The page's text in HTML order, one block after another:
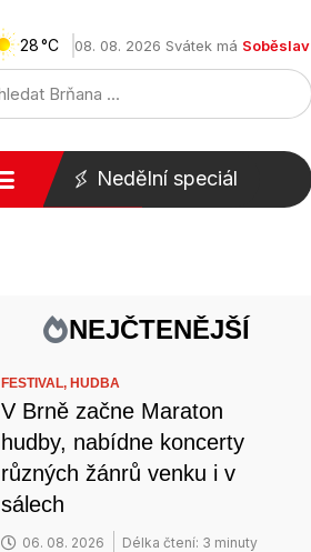
28 08. 08. 2026 Svátek má Soběslav
Nedělní speciál
NEJČTENĚJŠÍ
FESTIVAL, HUDBA
V Brně začne Maraton
hudby, nabídne koncerty
různých žánrů venku i v
sálech
06. 08. 2026 Délka čtení: 3 minuty